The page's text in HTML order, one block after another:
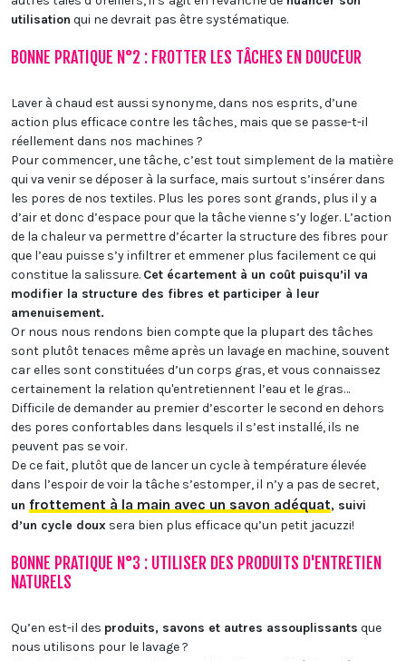
utilisation qui ne devrait pas être systématique.
BONNE PRATIQUE N°2 : FROTTER LES TÂCHES EN DOUCEUR
Laver à chaud est aussi synonyme, dans nos esprits, d’une
action plus efficace contre les tâches, mais que se passe-t-il
réellement dans nos machines ?
Pour commencer, une tâche, c’est tout simplement de la matière
qui va venir se déposer à la surface, mais surtout s’insérer dans
les pores de nos textiles. Plus les pores sont grands, plus il y a
d’air et donc d’espace pour que la tâche vienne s’y loger. L’action
de la chaleur va permettre d’écarter la structure des fibres pour
que l’eau puisse s’y infiltrer et emmener plus facilement ce qui
constitue la salissure. Cet écartement à un coût puisqu’il va
modifier la structure des fibres et participer à leur
amenuisement.
Or nous nous rendons bien compte que la plupart des tâches
sont plutôt tenaces même après un lavage en machine, souvent
car elles sont constituées d’un corps gras, et vous connaissez
certainement la relation qu'entretiennent l’eau et le gras…
Difficile de demander au premier d’escorter le second en dehors
des pores confortables dans lesquels il s’est installé, ils ne
peuvent pas se voir.
De ce fait, plutôt que de lancer un cycle à température élevée
dans l’espoir de voir la tâche s’estomper, il n’y a pas de secret,
un frottement à la main avec un savon adéquat, suivi
d’un cycle doux sera bien plus efficace qu’un petit jacuzzi!
BONNE PRATIQUE N°3 : UTILISER DES PRODUITS D'ENTRETIEN
NATURELS
Qu’en est-il des produits, savons et autres assouplissants que
nous utilisons pour le lavage ?